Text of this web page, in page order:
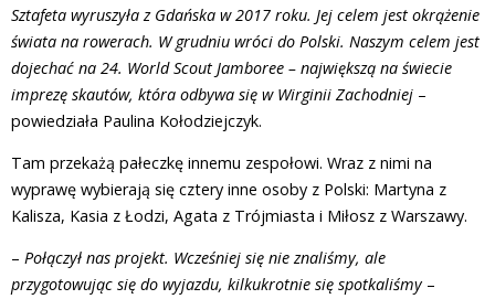
Sztafeta wyruszyła z Gdańska w 2017 roku. Jej celem jest okrążenie
świata na rowerach. W grudniu wróci do Polski. Naszym celem jest
dojechać na 24. World Scout Jamboree – największą na świecie
imprezę skautów, która odbywa się w Wirginii Zachodniej –
powiedziała Paulina Kołodziejczyk.
Tam przekażą pałeczkę innemu zespołowi. Wraz z nimi na
wyprawę wybierają się cztery inne osoby z Polski: Martyna z
Kalisza, Kasia z Łodzi, Agata z Trójmiasta i Miłosz z Warszawy.
– Połączył nas projekt. Wcześniej się nie znaliśmy, ale
przygotowując się do wyjazdu, kilkukrotnie się spotkaliśmy –